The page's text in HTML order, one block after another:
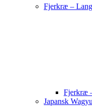
Fjerkræ –
Fjerkræ
Japansk